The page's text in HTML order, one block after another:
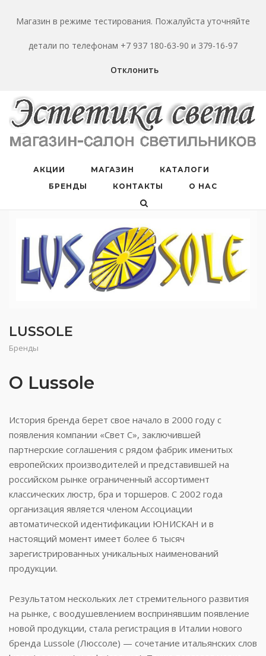
Магазин в режиме тестирования. Пожалуйста уточняйте
детали по телефонам +7 937 180-63-90 и 379-16-97
Отклонить
АКЦИИ МАГАЗИН
КАТАЛОГИ
БРЕНДЫ
КОНТАКТЫ О НАС
LUSSOLE
Бренды
О Lussole
История бренда берет свое начало в 2000 году с
появления компании «Свет С», заключившей
партнерские соглашения с рядом фабрик именитых
европейских производителей и представившей на
российском рынке ограниченный ассортимент
классических люстр, бра и торшеров. С 2002 года
организация является членом Ассоциации
автоматической идентификации ЮНИСКАН и в
настоящий момент имеет более 6 тысяч
зарегистрированных уникальных наименований
продукции.
Результатом нескольких лет стремительного развития
на рынке, с воодушевлением воспринявшим появление
новой продукции, стала регистрация в Италии нового
бренда Lussole (Люссоле) — сочетание итальянских слов